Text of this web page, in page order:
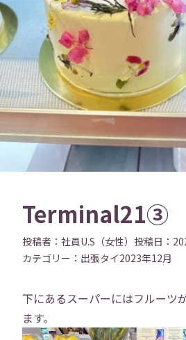
Terminal21③
投稿者： 社員U.S（女性） 投稿日：
カテゴリー： 出張タイ2023年12月
下にあるスーパーにはフルーツ
ます。